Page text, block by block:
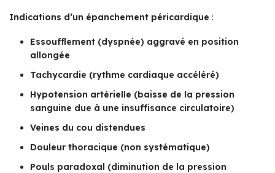
Indications d’un épanchement péricardique :
Essoufflement (dyspnée) aggravé en position
allongée
Tachycardie (rythme cardiaque accéléré)
Hypotension artérielle (baisse de la pression
sanguine due à une insuffisance circulatoire)
Veines du cou distendues
Douleur thoracique (non systématique)
Pouls paradoxal (diminution de la pression